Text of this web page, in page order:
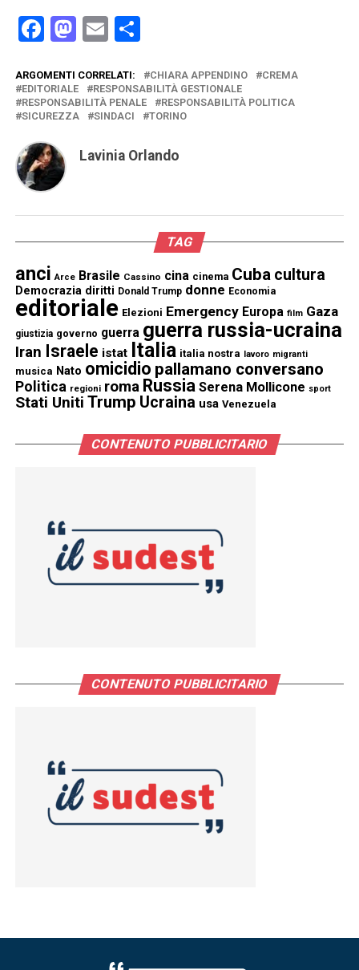
Facebook
Mastodon
EmailCondividi
ARGOMENTI CORRELATI: CHIARA APPENDINO
CREMA
EDITORIALE
RESPONSABILITÀ GESTIONALE
RESPONSABILITÀ PENALE
RESPONSABILITÀ POLITICA
SICUREZZA
SINDACI TORINO
Lavinia Orlando
TAG
anci Arce Brasile Cassino cina cinema Cuba cultura
Democrazia diritti Donald Trump donne Economia
editoriale Elezioni Emergency Europa film Gaza
giustizia governo guerra guerra russia-ucraina
Iran Israele istat Italia italia nostra lavoro migranti
musica Nato omicidio pallamano conversano
Politica regioni roma Russia Serena Mollicone sport
Stati Uniti Trump Ucraina usa Venezuela
CONTENUTO PUBBLICITARIO
CONTENUTO PUBBLICITARIO